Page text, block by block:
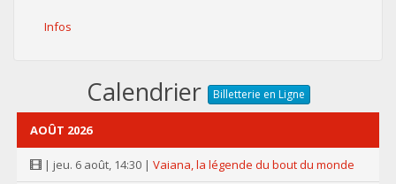
Infos
Calendrier Billetterie en Ligne
AOÛT 2026
| jeu. 6 août, 14:30 | Vaiana, la légende du bout du monde